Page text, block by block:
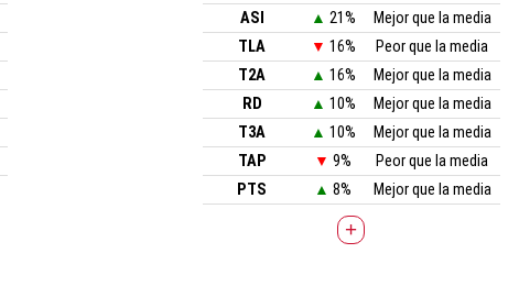
ASI
▲ 21%
Mejor que la media
TLA
▼ 16%
Peor que la media
T2A
▲ 16%
Mejor que la media
RD
▲ 10%
Mejor que la media
T3A
▲ 10%
Mejor que la media
TAP
▼ 9%
Peor que la media
PTS
▲ 8% Mejor que la media
+